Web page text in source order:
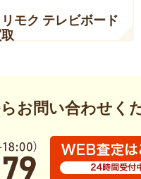
リモク テレビボード
お問い合わせく